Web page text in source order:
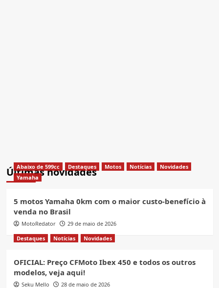
Últimas novidades
Abaixo de 599cc Destaques Motos Notícias
Novidades
Yamaha
5 motos Yamaha 0km com o maior custo-benefício à
venda no Brasil
MotoRedator
29 de maio de 2026
Destaques
Notícias Novidades
OFICIAL: Preço CFMoto Ibex 450 e todos os outros
modelos, veja aqui!
Seku Mello
28 de maio de 2026